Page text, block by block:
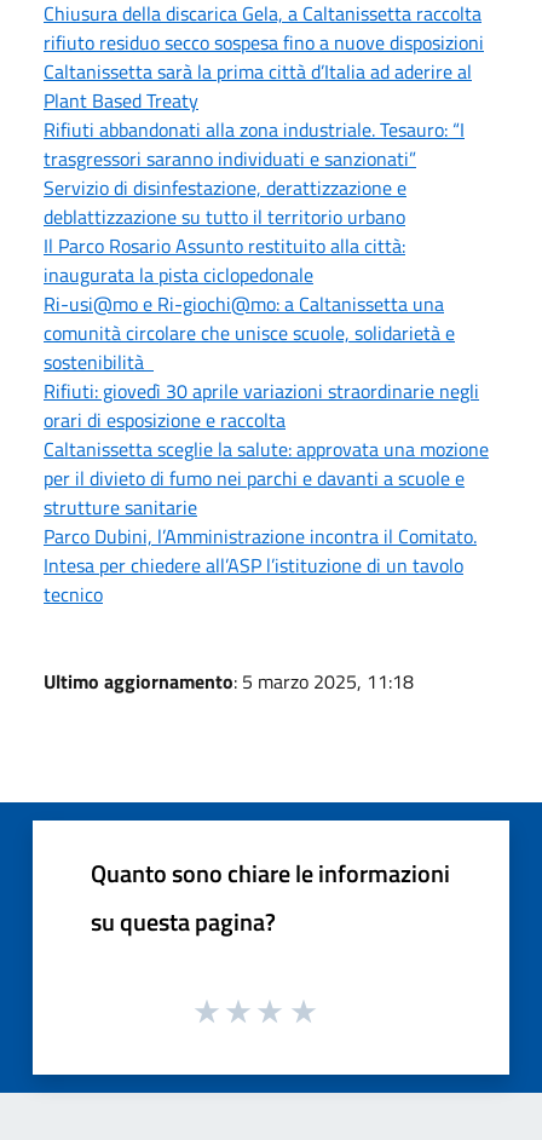
Chiusura della discarica Gela, a Caltanissetta raccolta
rifiuto residuo secco sospesa fino a nuove disposizioni
Caltanissetta sarà la prima città d’Italia ad aderire al
Plant Based Treaty
Rifiuti abbandonati alla zona industriale. Tesauro: “I
trasgressori saranno individuati e sanzionati”
Servizio di disinfestazione, derattizzazione e
deblattizzazione su tutto il territorio urbano
Il Parco Rosario Assunto restituito alla città:
inaugurata la pista ciclopedonale
Ri-usi@mo e Ri-giochi@mo: a Caltanissetta una
comunità circolare che unisce scuole, solidarietà e
sostenibilità
Rifiuti: giovedì 30 aprile variazioni straordinarie negli
orari di esposizione e raccolta
Caltanissetta sceglie la salute: approvata una mozione
per il divieto di fumo nei parchi e davanti a scuole e
strutture sanitarie
Parco Dubini, l’Amministrazione incontra il Comitato.
Intesa per chiedere all’ASP l’istituzione di un tavolo
tecnico
Ultimo aggiornamento: 5 marzo 2025, 11:18
Quanto sono chiare le informazioni
su questa pagina?